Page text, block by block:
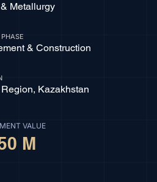
Metallurgy
& Construction
Kazakhstan
VALUE
M